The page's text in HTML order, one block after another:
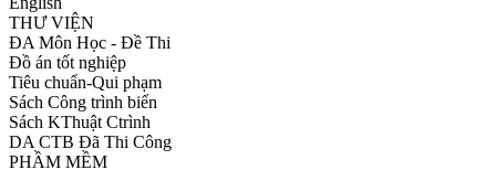
THƯ VIỆN
ĐA Môn Học - Đề Thi
Đồ án tốt nghiệp
Tiêu chuẩn-Qui phạm
Sách Công trình biển
Sách KThuật Ctrình
DA CTB Đã Thi Công
PHẦM MỀM